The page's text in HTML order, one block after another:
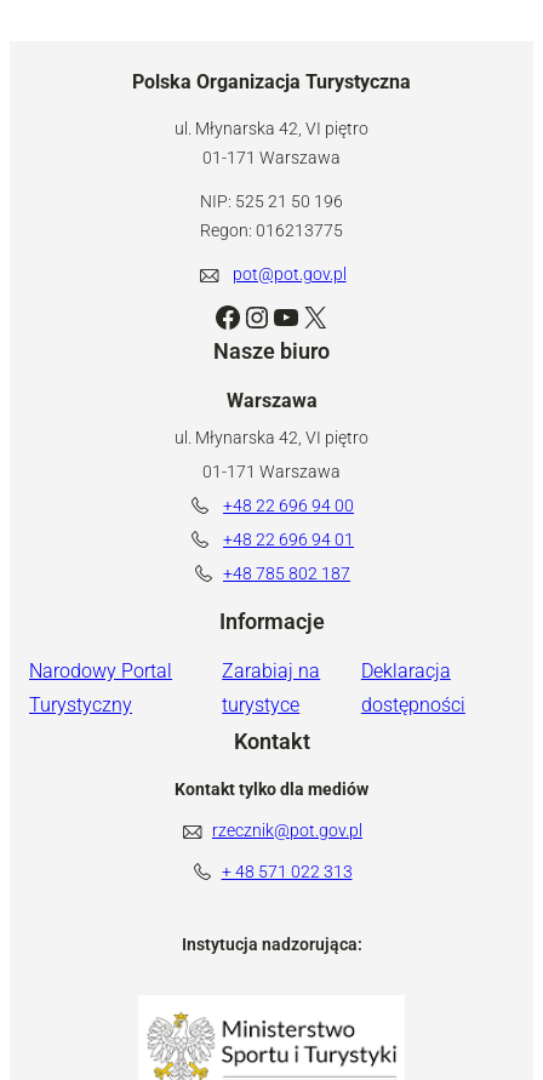
Polska Organizacja Turystyczna
ul. Młynarska 42, VI piętro
01-171 Warszawa
NIP: 525 21 50 196
Regon: 016213775
pot@pot.gov.pl
Facebook Instagram YouTube X
Nasze biuro
Warszawa
ul. Młynarska 42, VI piętro
01-171 Warszawa
+48 22 696 94 00
+48 22 696 94 01
+48 785 802 187
Informacje
Narodowy Portal
Turystyczny
Zarabiaj na
turystyce
Deklaracja
dostępności
Kontakt
Kontakt tylko dla mediów
rzecznik@pot.gov.pl
+ 48 571 022 313
Instytucja nadzorująca: